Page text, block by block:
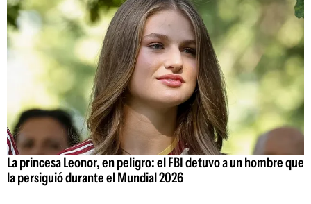
La princesa Leonor, en peligro: el FBI detuvo a un hombre que
la persiguió durante el Mundial 2026